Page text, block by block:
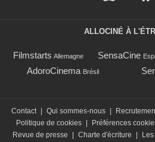
ALLOCINÉ À
Filmstarts Allemagne SensaCine
AdoroCinema Brésil
Contact Qui sommes-nous
Politique de cookies
Préférences
Revue de presse
Charte d'écriture